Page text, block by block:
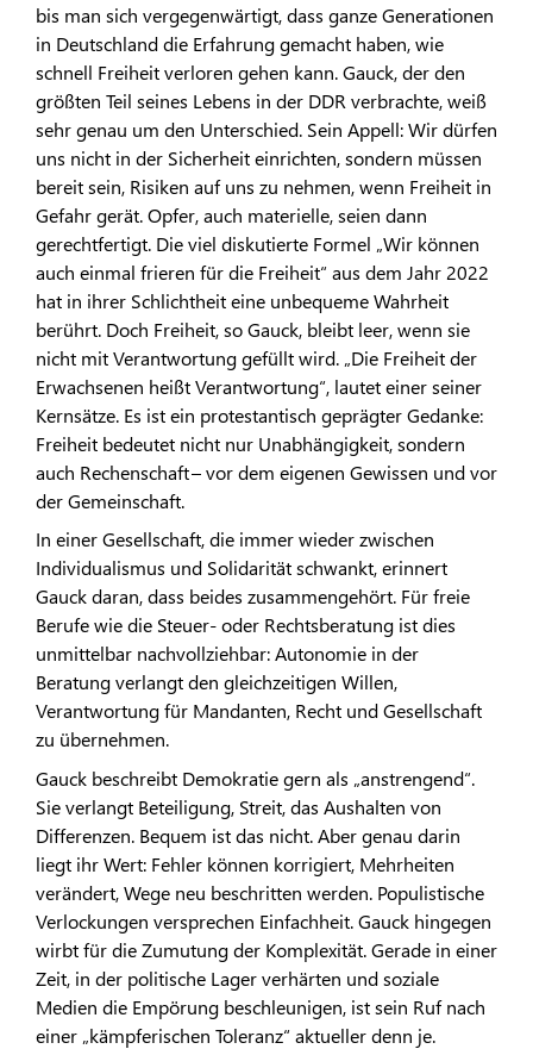
bis man sich vergegenwärtigt, dass ganze Generationen
in Deutschland die Erfahrung gemacht haben, wie
schnell Freiheit verloren gehen kann. Gauck, der den
größten Teil seines Lebens in der DDR verbrachte, weiß
sehr genau um den Unterschied. Sein Appell: Wir dürfen
uns nicht in der Sicherheit einrichten, sondern müssen
bereit sein, Risiken auf uns zu nehmen, wenn Freiheit in
Gefahr gerät. Opfer, auch materielle, seien dann
gerechtfertigt. Die viel diskutierte Formel „Wir können
auch einmal frieren für die Freiheit“ aus dem Jahr 2022
hat in ihrer Schlichtheit eine unbequeme Wahrheit
berührt. Doch Freiheit, so Gauck, bleibt leer, wenn sie
nicht mit Verantwortung gefüllt wird. „Die Freiheit der
Erwachsenen heißt Verantwortung“, lautet einer seiner
Kernsätze. Es ist ein protestantisch geprägter Gedanke:
Freiheit bedeutet nicht nur Unabhängigkeit, sondern
auch Rechenschaft – vor dem eigenen Gewissen und vor
der Gemeinschaft.
In einer Gesellschaft, die immer wieder zwischen
Individualismus und Solidarität schwankt, erinnert
Gauck daran, dass beides zusammengehört. Für freie
Berufe wie die Steuer- oder Rechtsberatung ist dies
unmittelbar nachvollziehbar: Autonomie in der
Beratung verlangt den gleichzeitigen Willen,
Verantwortung für Mandanten, Recht und Gesellschaft
zu übernehmen.
Gauck beschreibt Demokratie gern als „anstrengend“.
Sie verlangt Beteiligung, Streit, das Aushalten von
Differenzen. Bequem ist das nicht. Aber genau darin
liegt ihr Wert: Fehler können korrigiert, Mehrheiten
verändert, Wege neu beschritten werden. Populistische
Verlockungen versprechen Einfachheit. Gauck hingegen
wirbt für die Zumutung der Komplexität. Gerade in einer
Zeit, in der politische Lager verhärten und soziale
Medien die Empörung beschleunigen, ist sein Ruf nach
einer „kämpferischen Toleranz“ aktueller denn je.